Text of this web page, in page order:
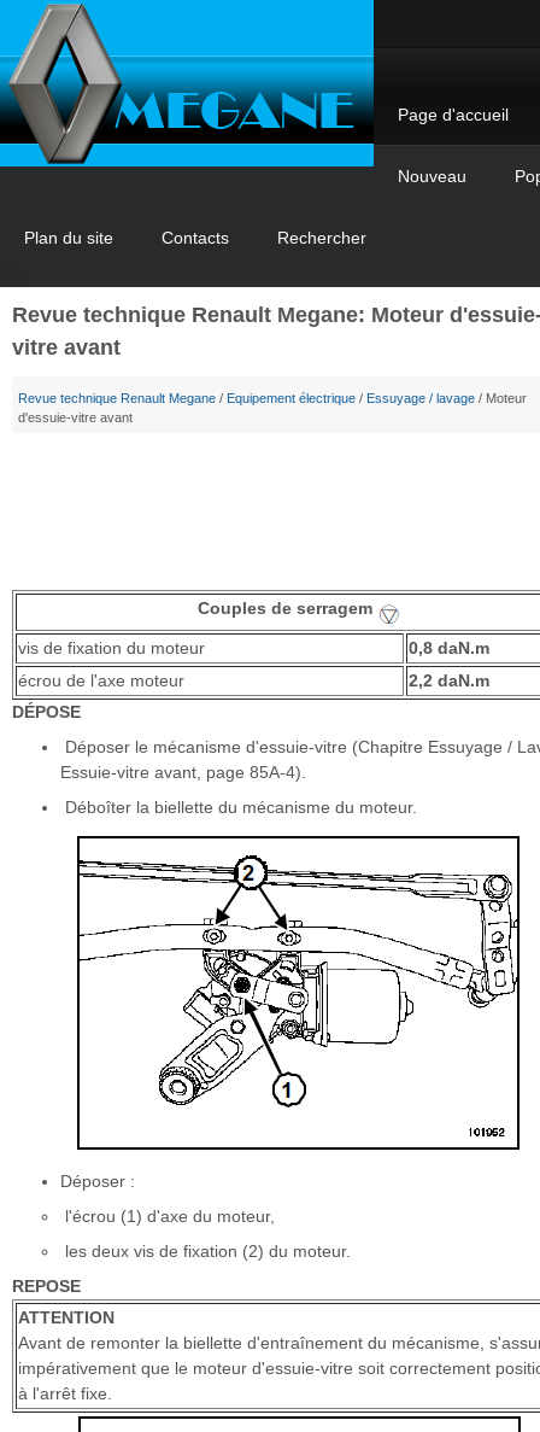
Page d'accueil
Nouveau
Plan du site Contacts Rechercher
Revue technique Renault Megane: Moteur
vitre avant
Revue technique Renault Megane / Equipement électrique / Essuyage / lavage / Moteur
d'essuie-vitre avant
Couples de serragem
vis de fixation du moteur
0,8 daN.m
écrou de l'axe moteur
2,2 daN.m
DÉPOSE
Déposer le mécanisme d'essuie-vitre (Chapitre Essuyage /
Essuie-vitre avant, page 85A-4).
Déboîter la biellette du mécanisme du moteur.
Déposer :
l'écrou (1) d'axe du moteur,
les deux vis de fixation (2) du moteur.
REPOSE
ATTENTION
Avant de remonter la biellette d'entraînement du mécanisme,
impérativement que le moteur d'essuie-vitre soit correctement
à l'arrêt fixe.